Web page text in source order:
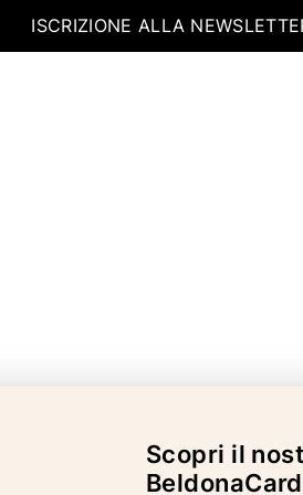
ISCRIZIONE ALLA
Scopri il
BeldonaCard